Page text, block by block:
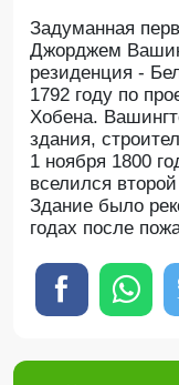
Задуманная
Джорджем
резиденция -
1792 году по
Хобена.
здания,
1 ноября 1800
вселился
Здание было
годах после